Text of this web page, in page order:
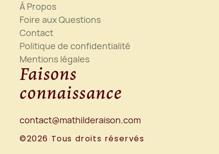
À Propos
Foire aux Questions
Contact
Politique de confidentialité
Mentions légales
Faisons
connaissance
contact@mathilderaison.com
©2026 Tous droits réservés